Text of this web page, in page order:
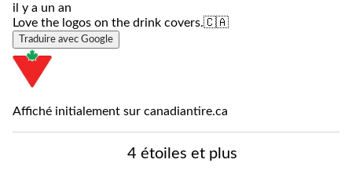
il y a un an
Love the logos on the drink covers.🇨🇦
Traduire avec Google
Affiché initialement sur canadiantire.ca
4 étoiles et plus